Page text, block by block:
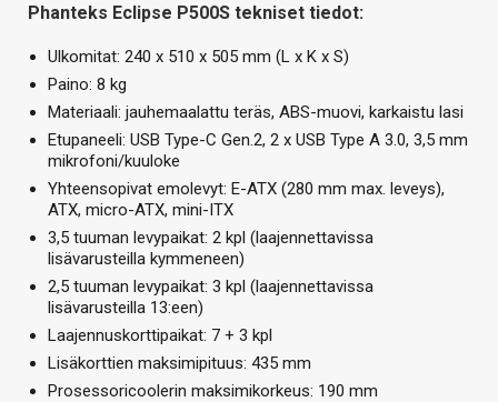
Phanteks Eclipse P500S tekniset tiedot:
Ulkomitat: 240 x 510 x 505 mm (L x K x S)
Paino: 8 kg
Materiaali: jauhemaalattu teräs, ABS-muovi, karkaistu lasi
Etupaneeli: USB Type-C Gen.2, 2 x USB Type A 3.0, 3,5 mm
mikrofoni/kuuloke
Yhteensopivat emolevyt: E-ATX (280 mm max. leveys),
ATX, micro-ATX, mini-ITX
3,5 tuuman levypaikat: 2 kpl (laajennettavissa
lisävarusteilla kymmeneen)
2,5 tuuman levypaikat: 3 kpl (laajennettavissa
lisävarusteilla 13:een)
Laajennuskorttipaikat: 7 + 3 kpl
Lisäkorttien maksimipituus: 435 mm
Prosessoricoolerin maksimikorkeus: 190 mm